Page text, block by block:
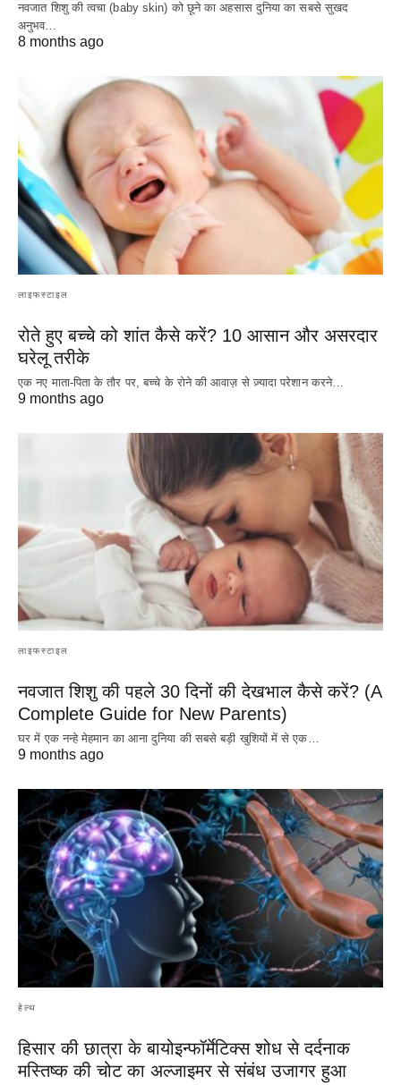
नवजात शिशु की त्वचा (baby skin) को छूने का अहसास दुनिया का सबसे सुखद
अनुभव…
8 months ago
लाइफस्टाइल
रोते हुए बच्चे को शांत कैसे करें? 10 आसान और असरदार
घरेलू तरीके
एक नए माता-पिता के तौर पर, बच्चे के रोने की आवाज़ से ज़्यादा परेशान करने…
9 months ago
लाइफस्टाइल
नवजात शिशु की पहले 30 दिनों की देखभाल कैसे करें? (A
Complete Guide for New Parents)
घर में एक नन्हे मेहमान का आना दुनिया की सबसे बड़ी खुशियों में से एक…
9 months ago
हेल्थ
हिसार की छात्रा के बायोइन्फॉर्मेटिक्स शोध से दर्दनाक
मस्तिष्क की चोट का अल्जाइमर से संबंध उजागर हुआ